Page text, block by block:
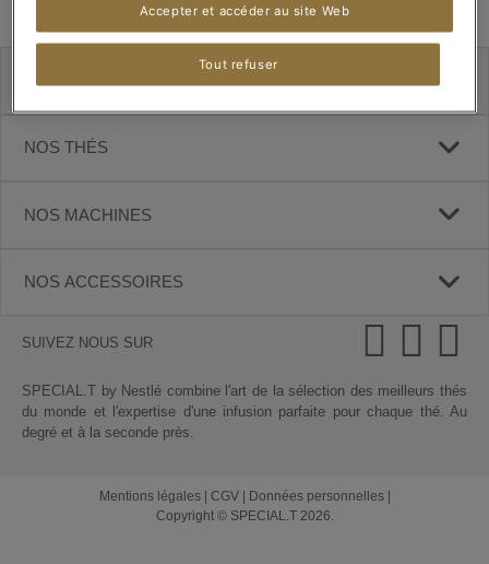
machine
SPECIAL.T
NOS THÉS
NOS MACHINES
NOS ACCESSOIRES
SUIVEZ NOUS SUR
SPECIAL.T by Nestlé combine l'art de la sélection des meilleurs thés
du monde et l'expertise d'une infusion parfaite pour chaque thé. Au
degré et à la seconde près.
Mentions légales| CGV| Données personnelles|
Copyright © SPECIAL.T 2026.
Tout refuser
Accepter et accéder au site Web